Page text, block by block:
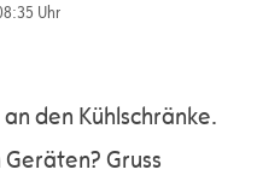
Uhr
den Kühlschränke.
Gruss